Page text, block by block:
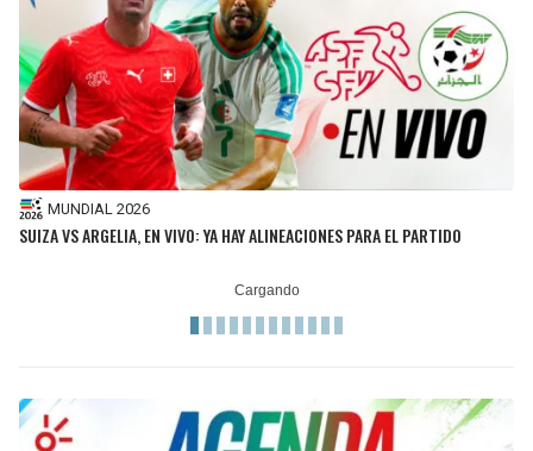
MUNDIAL 2026
SUIZA VS ARGELIA, EN VIVO: YA HAY ALINEACIONES PARA EL PARTIDO